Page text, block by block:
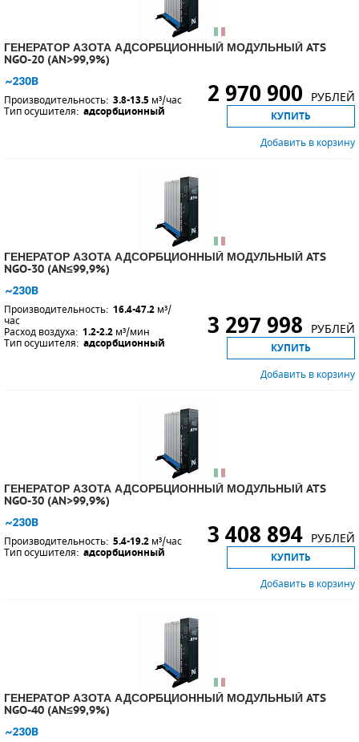
ГЕНЕРАТОР АЗОТА АДСОРБЦИОННЫЙ МОДУЛЬНЫЙ ATS
NGO-20 (AN>99,9%)
Производительность: 3.8-13.5 м³/час
Тип осушителя: адсорбционный
2 970 900 РУБЛЕЙ
КУПИТЬ
Добавить в корзину
ГЕНЕРАТОР АЗОТА АДСОРБЦИОННЫЙ МОДУЛЬНЫЙ ATS
NGO-30 (AN≤99,9%)
Производительность: 16.4-47.2 м³/
час
Расход воздуха: 1.2-2.2 м³/мин
Тип осушителя: адсорбционный
3 297 998 РУБЛЕЙ
КУПИТЬ
Добавить в корзину
ГЕНЕРАТОР АЗОТА АДСОРБЦИОННЫЙ МОДУЛЬНЫЙ ATS
NGO-30 (AN>99,9%)
Производительность: 5.4-19.2 м³/час
Тип осушителя: адсорбционный
3 408 894 РУБЛЕЙ
КУПИТЬ
Добавить в корзину
ГЕНЕРАТОР АЗОТА АДСОРБЦИОННЫЙ МОДУЛЬНЫЙ ATS
NGO-40 (AN≤99,9%)